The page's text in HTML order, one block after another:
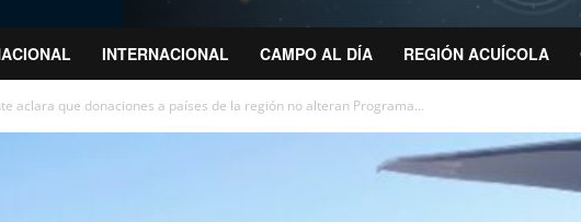
INTERNACIONAL CAMPO AL DÍA REGIÓN ACUÍCOLA
aclara que donaciones a países de la región no alteran Programa...